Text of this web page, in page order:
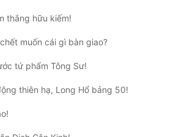
thắng hữu kiếm!
muốn cái gì bàn giao?
tứ phẩm Tông Sư!
thiên hạ, Long Hổ bảng 50!